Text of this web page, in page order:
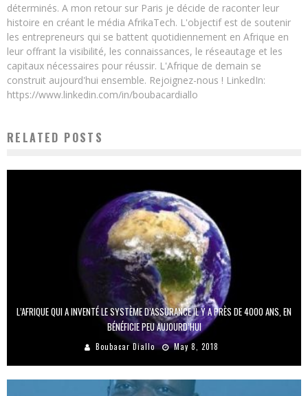
déterminés. A mon retour sur Paris je décide de raconter leur
histoire en créant le média AfrikaTech. L'objectif est de soutenir
les entrepreneurs qui se battent quotidiennement en Afrique en
leur offrant la visibilité, les connaissances, le réseautage et les
capitaux nécessaires pour réussir. L'Afrique de demain se
construit aujourd'hui ensemble. Rejoignez-nous ! LinkedIn:
https://www.linkedin.com/in/boubacardiallo
RELATED POSTS
L’AFRIQUE QUI A INVENTÉ LE SYSTÈME D’ASSURANCE IL Y A PRÈS DE 4000 ANS, EN
BÉNÉFICIE PEU AUJOURD’HUI
Boubacar Diallo May 8, 2018